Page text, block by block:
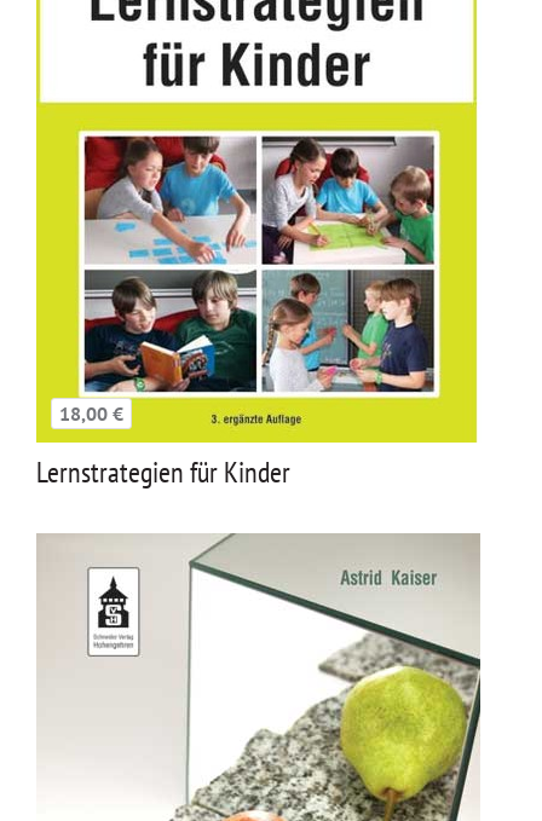
18,00 €
Lernstrategien für Kinder